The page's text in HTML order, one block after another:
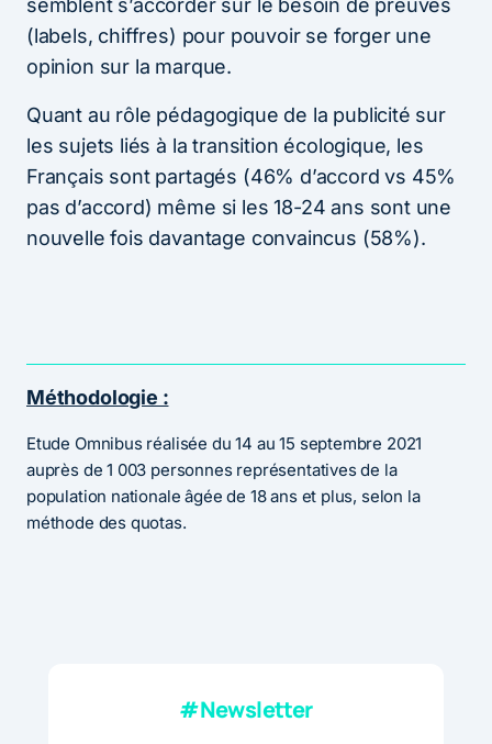
semblent s’accorder sur le besoin de preuves
(labels, chiffres) pour pouvoir se forger une
opinion sur la marque.
Quant au rôle pédagogique de la publicité sur
les sujets liés à la transition écologique, les
Français sont partagés (46% d’accord vs 45%
pas d’accord) même si les 18-24 ans sont une
nouvelle fois davantage convaincus (58%).
Méthodologie :
Etude Omnibus réalisée du 14 au 15 septembre 2021
auprès de 1 003 personnes représentatives de la
population nationale âgée de 18 ans et plus, selon la
méthode des quotas.
#Newsletter